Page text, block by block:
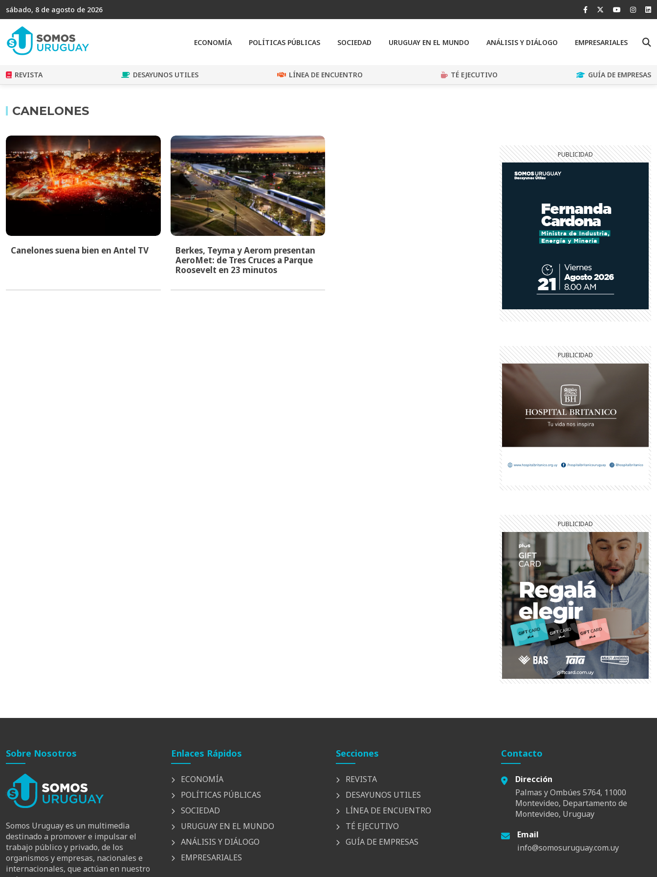
sábado, 8 de agosto de 2026
ECONOMÍA POLÍTICAS PÚBLICAS SOCIEDAD URUGUAY EN EL MUNDO ANÁLISIS Y DIÁLOGO EMPRESARIALES
REVISTA DESAYUNOS UTILES LÍNEA DE ENCUENTRO TÉ EJECUTIVO GUÍA DE EMPRESAS
CANELONES
Canelones suena bien en Antel TV
Berkes, Teyma y Aerom presentan
AeroMet: de Tres Cruces a Parque
Roosevelt en 23 minutos
Sobre Nosotros
Somos Uruguay es un multimedia
destinado a promover e impulsar el
trabajo público y privado, de los
organismos y empresas, nacionales e
internacionales, que actúan en nuestro
Enlaces Rápidos
ECONOMÍA
POLÍTICAS PÚBLICAS
SOCIEDAD
URUGUAY EN EL MUNDO
ANÁLISIS Y DIÁLOGO
EMPRESARIALES
Secciones
REVISTA
DESAYUNOS UTILES
LÍNEA DE ENCUENTRO
TÉ EJECUTIVO
GUÍA DE EMPRESAS
Contacto
Dirección
Palmas y Ombúes 5764, 11000
Montevideo, Departamento de
Montevideo, Uruguay
Email
info@somosuruguay.com.uy